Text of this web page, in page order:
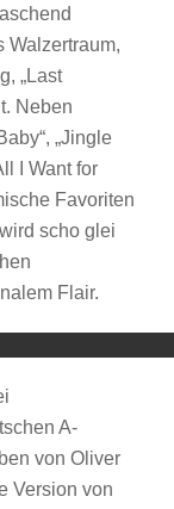
Walzertraum,
„Last
Neben
„Jingle
I Want for
Favoriten
scho glei
Flair.
A-
von Oliver
Version von